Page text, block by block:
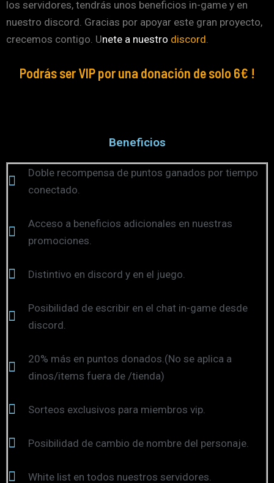
los servidores, tendrás unos beneficios in-game y en
nuestro discord. Gracias por apoyar este gran proyecto,
crecemos contigo. Unete a nuestro discord
Podrás ser VIP por una donación de solo 6€ !
Beneficios
Doble recompensa de puntos ganados por tiempo
conectado.
Acceso a beneficios adicionales en nuestras
promociones.
Distintivo en discord y en el juego.
Posibilidad de escribir en el chat in-game desde
discord.
20% más en puntos donados.(No se aplica a
dinos/items fuera de /tienda)
Sorteos exclusivos para miembros vip.
Posibilidad de cambio de nombre del personaje.
White list en todos nuestros servidores.